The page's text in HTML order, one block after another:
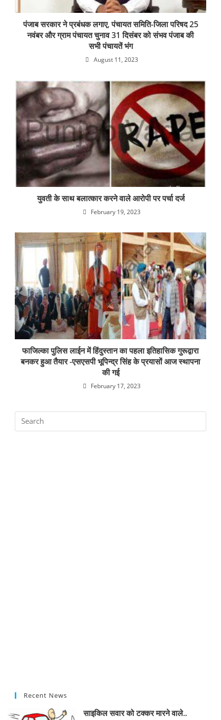
पंजाब सरकार ने प्रबंधक लगाए, पंचायत समिति-जिला परिषद 25
नवंबर और ग्राम पंचायत चुनाव 31 दिसंबर को संभव पंजाब की
सभी पंचायतें भंग
August 11, 2023
युवती के साथ बलात्कार करने वाले आरोपी पर पर्चा दर्ज
February 19, 2023
फाजिल्का पुलिस लाईन में हिंदुस्तान का पहला इतिहासिक गुरूद्वारा
बनकर हुआ तैयार -एसएसपी भूपिन्द्र सिंह के प्रयासों आज स्थापना
की गई
February 17, 2023
Recent News
साइकिल सवार को टक्कर मारने वाले..